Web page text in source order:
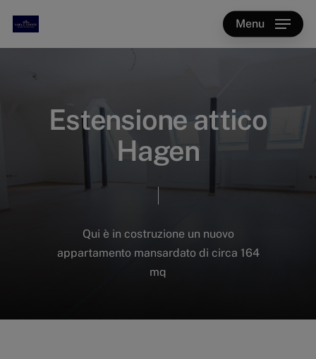
main
Menu
Estensione attico
Hagen
Qui è in costruzione un nuovo
appartamento mansardato di circa 164
mq